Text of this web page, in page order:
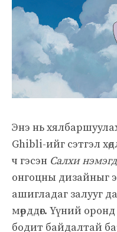
Энэ нь
Ghibli-ийг сэтгэл
ч гэсэн Салхи
онгоцны дизайныг
ашигладаг залууг
мөрддөг. Үүний
бодит байдалтай